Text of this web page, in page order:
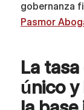
gobernanza
Pasmor
La
único